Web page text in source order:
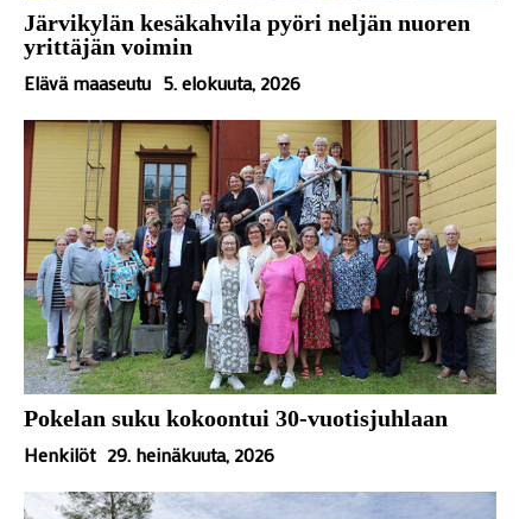
Järvikylän kesäkahvila pyöri neljän nuoren
yrittäjän voimin
Elävä maaseutu 5. elokuuta, 2026
Pokelan suku kokoontui 30-vuotisjuhlaan
Henkilöt 29. heinäkuuta, 2026